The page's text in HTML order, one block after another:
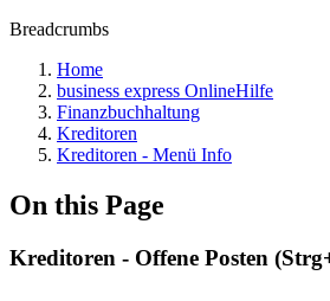
Breadcrumbs
Home
business express OnlineHilfe
Finanzbuchhaltung
Kreditoren
Kreditoren - Menü Info
On this Page
Kreditoren - Offene Posten